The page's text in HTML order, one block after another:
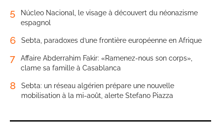
5
Núcleo Nacional, le visage à découvert du néonazisme
espagnol
6 Sebta, paradoxes d’une frontière européenne en Afrique
7
Affaire Abderrahim Fakir: «Ramenez-nous son corps»,
clame sa famille à Casablanca
8
Sebta: un réseau algérien prépare une nouvelle
mobilisation à la mi-août, alerte Stefano Piazza